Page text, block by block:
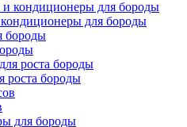
для бороды
роста бороды